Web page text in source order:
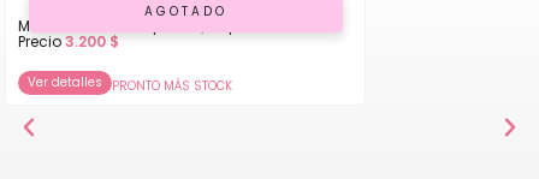
AGOTADO
Molde de Silicona para Queque
Precio3.200$
Ver detalles PRONTO MÁS STOCK